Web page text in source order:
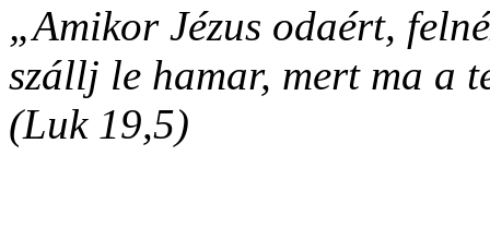
„Amikor Jézus odaért,
szállj le hamar, mert ma a
(Luk 19,5)